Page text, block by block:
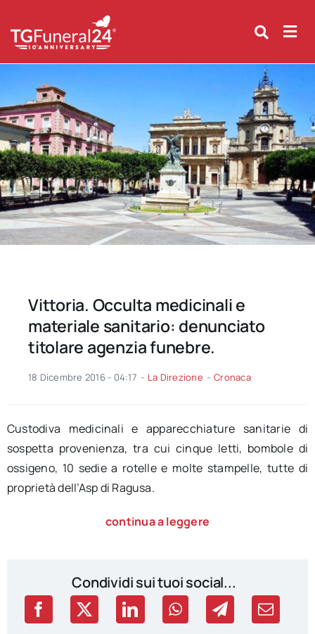
content
Vittoria. Occulta medicinali e
materiale sanitario: denunciato
titolare agenzia funebre.
18 Dicembre 2016 - 04:17 - La Direzione - Cronaca
Custodiva medicinali e apparecchiature sanitarie di
sospetta provenienza, tra cui cinque letti, bombole di
ossigeno, 10 sedie a rotelle e molte stampelle, tutte di
proprietà dell’Asp di Ragusa.
continua a leggere
Condividi sui tuoi social...